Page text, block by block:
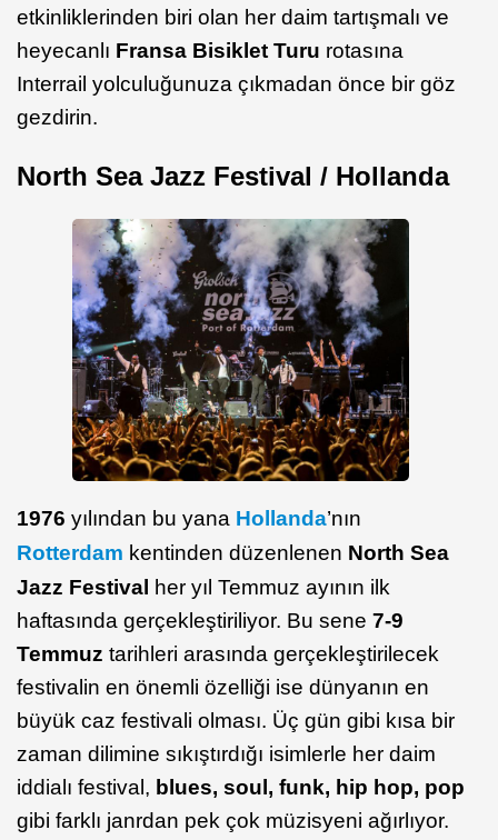
etkinliklerinden biri olan her daim tartışmalı ve
heyecanlı Fransa Bisiklet Turu rotasına
Interrail yolculuğunuza çıkmadan önce bir göz
gezdirin.
North Sea Jazz Festival / Hollanda
1976 yılından bu yana Hollanda’nın
Rotterdam kentinden düzenlenen North Sea
Jazz Festival her yıl Temmuz ayının ilk
haftasında gerçekleştiriliyor. Bu sene 7-9
Temmuz tarihleri arasında gerçekleştirilecek
festivalin en önemli özelliği ise dünyanın en
büyük caz festivali olması. Üç gün gibi kısa bir
zaman dilimine sıkıştırdığı isimlerle her daim
iddialı festival, blues, soul, funk, hip hop, pop
gibi farklı janrdan pek çok müzisyeni ağırlıyor.